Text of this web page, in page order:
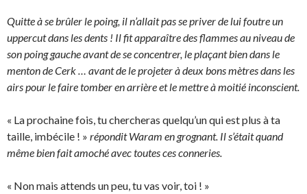
Quitte à se brûler le poing, il n’allait pas se priver de lui foutre un
uppercut dans les dents ! Il fit apparaître des flammes au niveau de
son poing gauche avant de se concentrer, le plaçant bien dans le
menton de Cerk … avant de le projeter à deux bons mètres dans les
airs pour le faire tomber en arrière et le mettre à moitié inconscient.
« La prochaine fois, tu chercheras quelqu’un qui est plus à ta
taille, imbécile ! » répondit Waram en grognant. Il s’était quand
même bien fait amoché avec toutes ces conneries.
« Non mais attends un peu, tu vas voir, toi ! »